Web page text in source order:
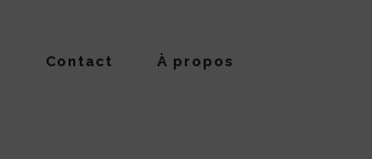
Contact À propos